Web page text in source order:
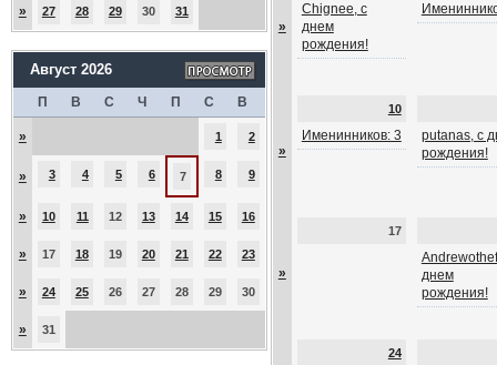
» 27 28 29 30 31
Август 2026
П В С Ч П С В
» 1 2
» 3 4 5 6 7 8 9
» 10 11 12 13 14 15 16
» 17 18 19 20 21 22 23
» 24 25 26 27 28 29 30
» 31
»
Chignee, с
днем
рождения!
»
10
Именинников: 3
putanas, с
рождения!
»
17
днем
рождения!
24